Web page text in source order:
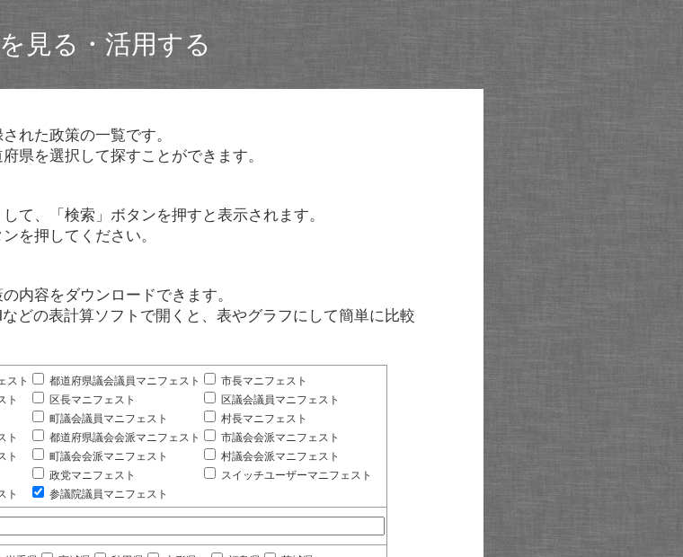
見る・活用する
れた政策の一覧です。
県を選択して探すことができます。
て、「検索」ボタンを押すと表示されます。
を押してください。
内容をダウンロードできます。
どの表計算ソフトで開くと、表やグラフにして簡単に比較
スト 都道府県議会議員マニフェスト
市長マニフェスト
ト
区長マニフェスト
区議会議員マニフェスト
町議会議員マニフェスト
村長マニフェスト
ト
都道府県議会会派マニフェスト
市議会会派マニフェスト
ト
町議会会派マニフェスト
村議会会派マニフェスト
政党マニフェスト
スイッチユーザーマニフェスト
ト
参議院議員マニフェスト